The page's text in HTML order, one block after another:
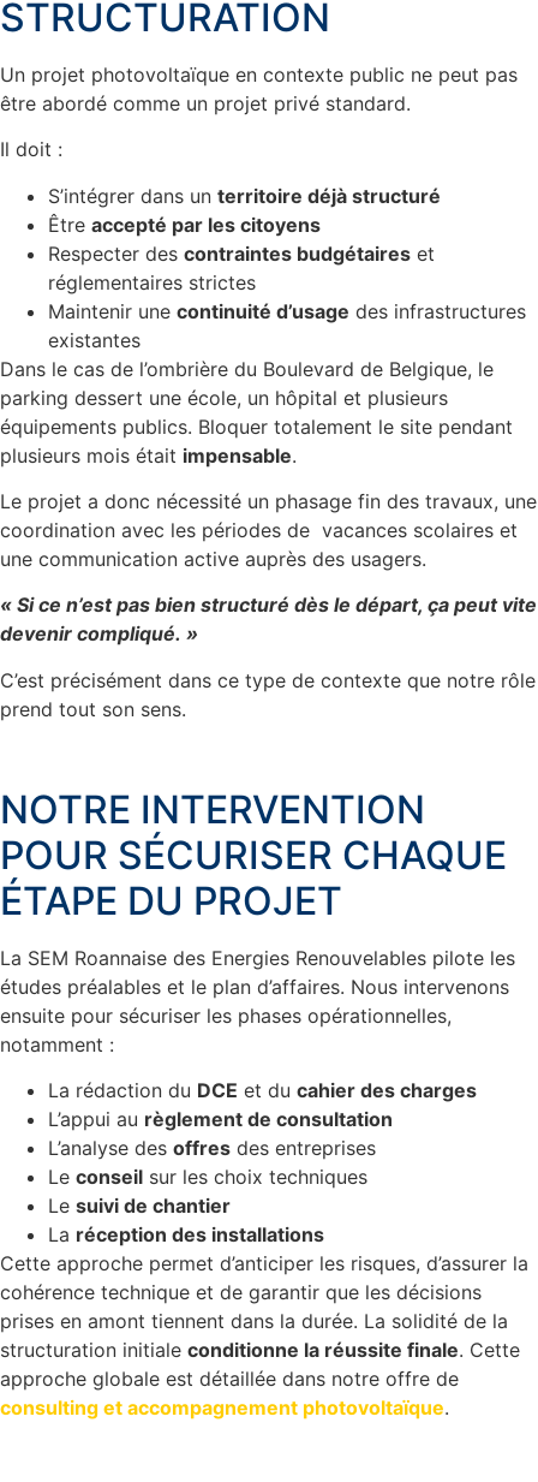
STRUCTURATION
Un projet photovoltaïque en contexte public ne peut pas
être abordé comme un projet privé standard.
Il doit :
S’intégrer dans un territoire déjà structuré
Être accepté par les citoyens
Respecter des contraintes budgétaires et
réglementaires strictes
Maintenir une continuité d’usage des infrastructures
existantes
Dans le cas de l’ombrière du Boulevard de Belgique, le
parking dessert une école, un hôpital et plusieurs
équipements publics. Bloquer totalement le site pendant
plusieurs mois était impensable.
Le projet a donc nécessité un phasage fin des travaux, une
coordination avec les périodes de vacances scolaires et
une communication active auprès des usagers.
« Si ce n’est pas bien structuré dès le départ, ça peut vite
devenir compliqué. »
C’est précisément dans ce type de contexte que notre rôle
prend tout son sens.
NOTRE INTERVENTION
POUR SÉCURISER CHAQUE
ÉTAPE DU PROJET
La SEM Roannaise des Energies Renouvelables pilote les
études préalables et le plan d’affaires. Nous intervenons
ensuite pour sécuriser les phases opérationnelles,
notamment :
La rédaction du DCE et du cahier des charges
L’appui au règlement de consultation
L’analyse des offres des entreprises
Le conseil sur les choix techniques
Le suivi de chantier
La réception des installations
Cette approche permet d’anticiper les risques, d’assurer la
cohérence technique et de garantir que les décisions
prises en amont tiennent dans la durée. La solidité de la
structuration initiale conditionne la réussite finale. Cette
approche globale est détaillée dans notre offre de
consulting et accompagnement photovoltaïque.